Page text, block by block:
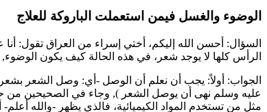
الوضوء والغسل فيمن استعملت الباروكة للعلاج
السؤال: أحسن الله إليكم، أختي إسراء من العراق تقول:
الرأس كلها لا يوجد شعر، في هذه الحالة كيف يكون
الجواب: أولاً: يجب أن نعلم أن الوصل -أي: وصل الشعر
عليه وسلم نهى أن يوصل الشعر ), وجاء في الصحيحين من
مثل من تستخدم المواد الكيميائية، فالذي يظهر -والله